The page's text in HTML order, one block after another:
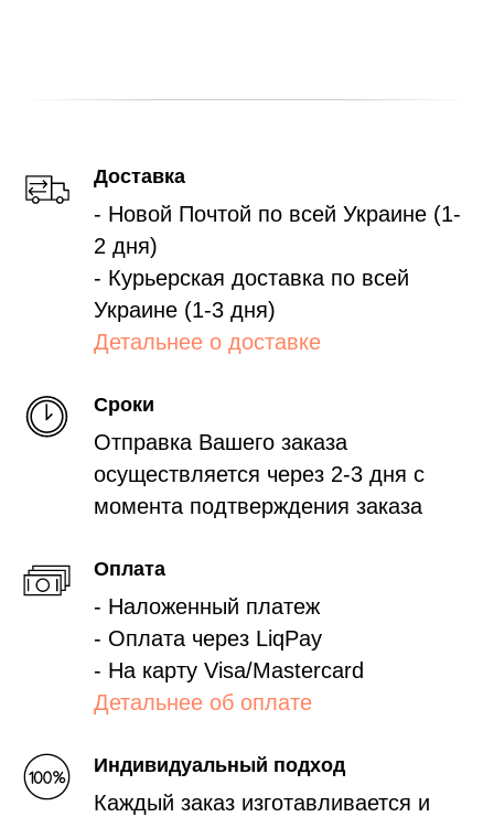
Доставка
- Новой Почтой по всей Украине (1-
2 дня)
- Курьерская доставка по всей
Украине (1-3 дня)
Детальнее о доставке
Сроки
Отправка Вашего заказа
осуществляется через 2-3 дня с
момента подтверждения заказа
Оплата
- Наложенный платеж
- Оплата через LiqPay
- На карту Visa/Mastercard
Детальнее об оплате
Индивидуальный подход
Каждый заказ изготавливается и